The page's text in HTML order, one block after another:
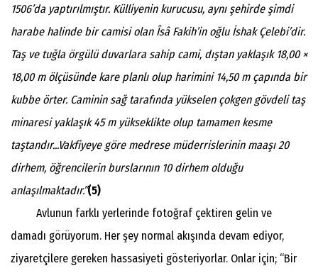
1506’da yaptırılmıştır. Külliyenin kurucusu, aynı şehirde şimdi
harabe halinde bir camisi olan Îsâ Fakih’in oğlu İshak Çelebi’dir.
Taş ve tuğla örgülü duvarlara sahip cami, dıştan yaklaşık 18,00 ×
18,00 m ölçüsünde kare planlı olup harimini 14,50 m çapında bir
kubbe örter. Caminin sağ tarafında yükselen çokgen gövdeli taş
minaresi yaklaşık 45 m yükseklikte olup tamamen kesme
taştandır...Vakfiyeye göre medrese müderrislerinin maaşı 20
dirhem, öğrencilerin burslarının 10 dirhem olduğu
anlaşılmaktadır.”(5)
Avlunun farklı yerlerinde fotoğraf çektiren gelin ve
damadı görüyorum. Her şey normal akışında devam ediyor,
ziyaretçilere gereken hassasiyeti gösteriyorlar. Onlar için; “Bir